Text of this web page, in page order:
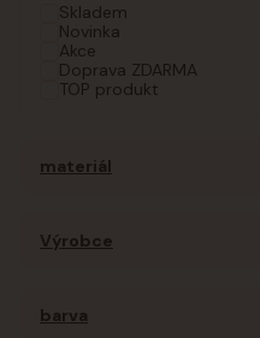
Skladem
Novinka
Akce
Doprava ZDARMA
TOP produkt
materiál
Výrobce
barva